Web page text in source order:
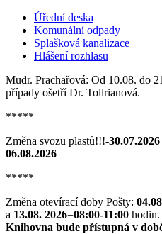
Úřední deska
Komunální odpady
Splašková kanalizace
Hlášení rozhlasu
Mudr. Prachařová: Od 10.08. do
případy ošetří Dr. Tollrianová.
*****
Změna svozu plastů!!!-
06.08.2026
*****
Změna otevírací doby Pošty: 04.08
a 13.08. 2026=08:00-11:00 hodin.
Knihovna bude přístupná v